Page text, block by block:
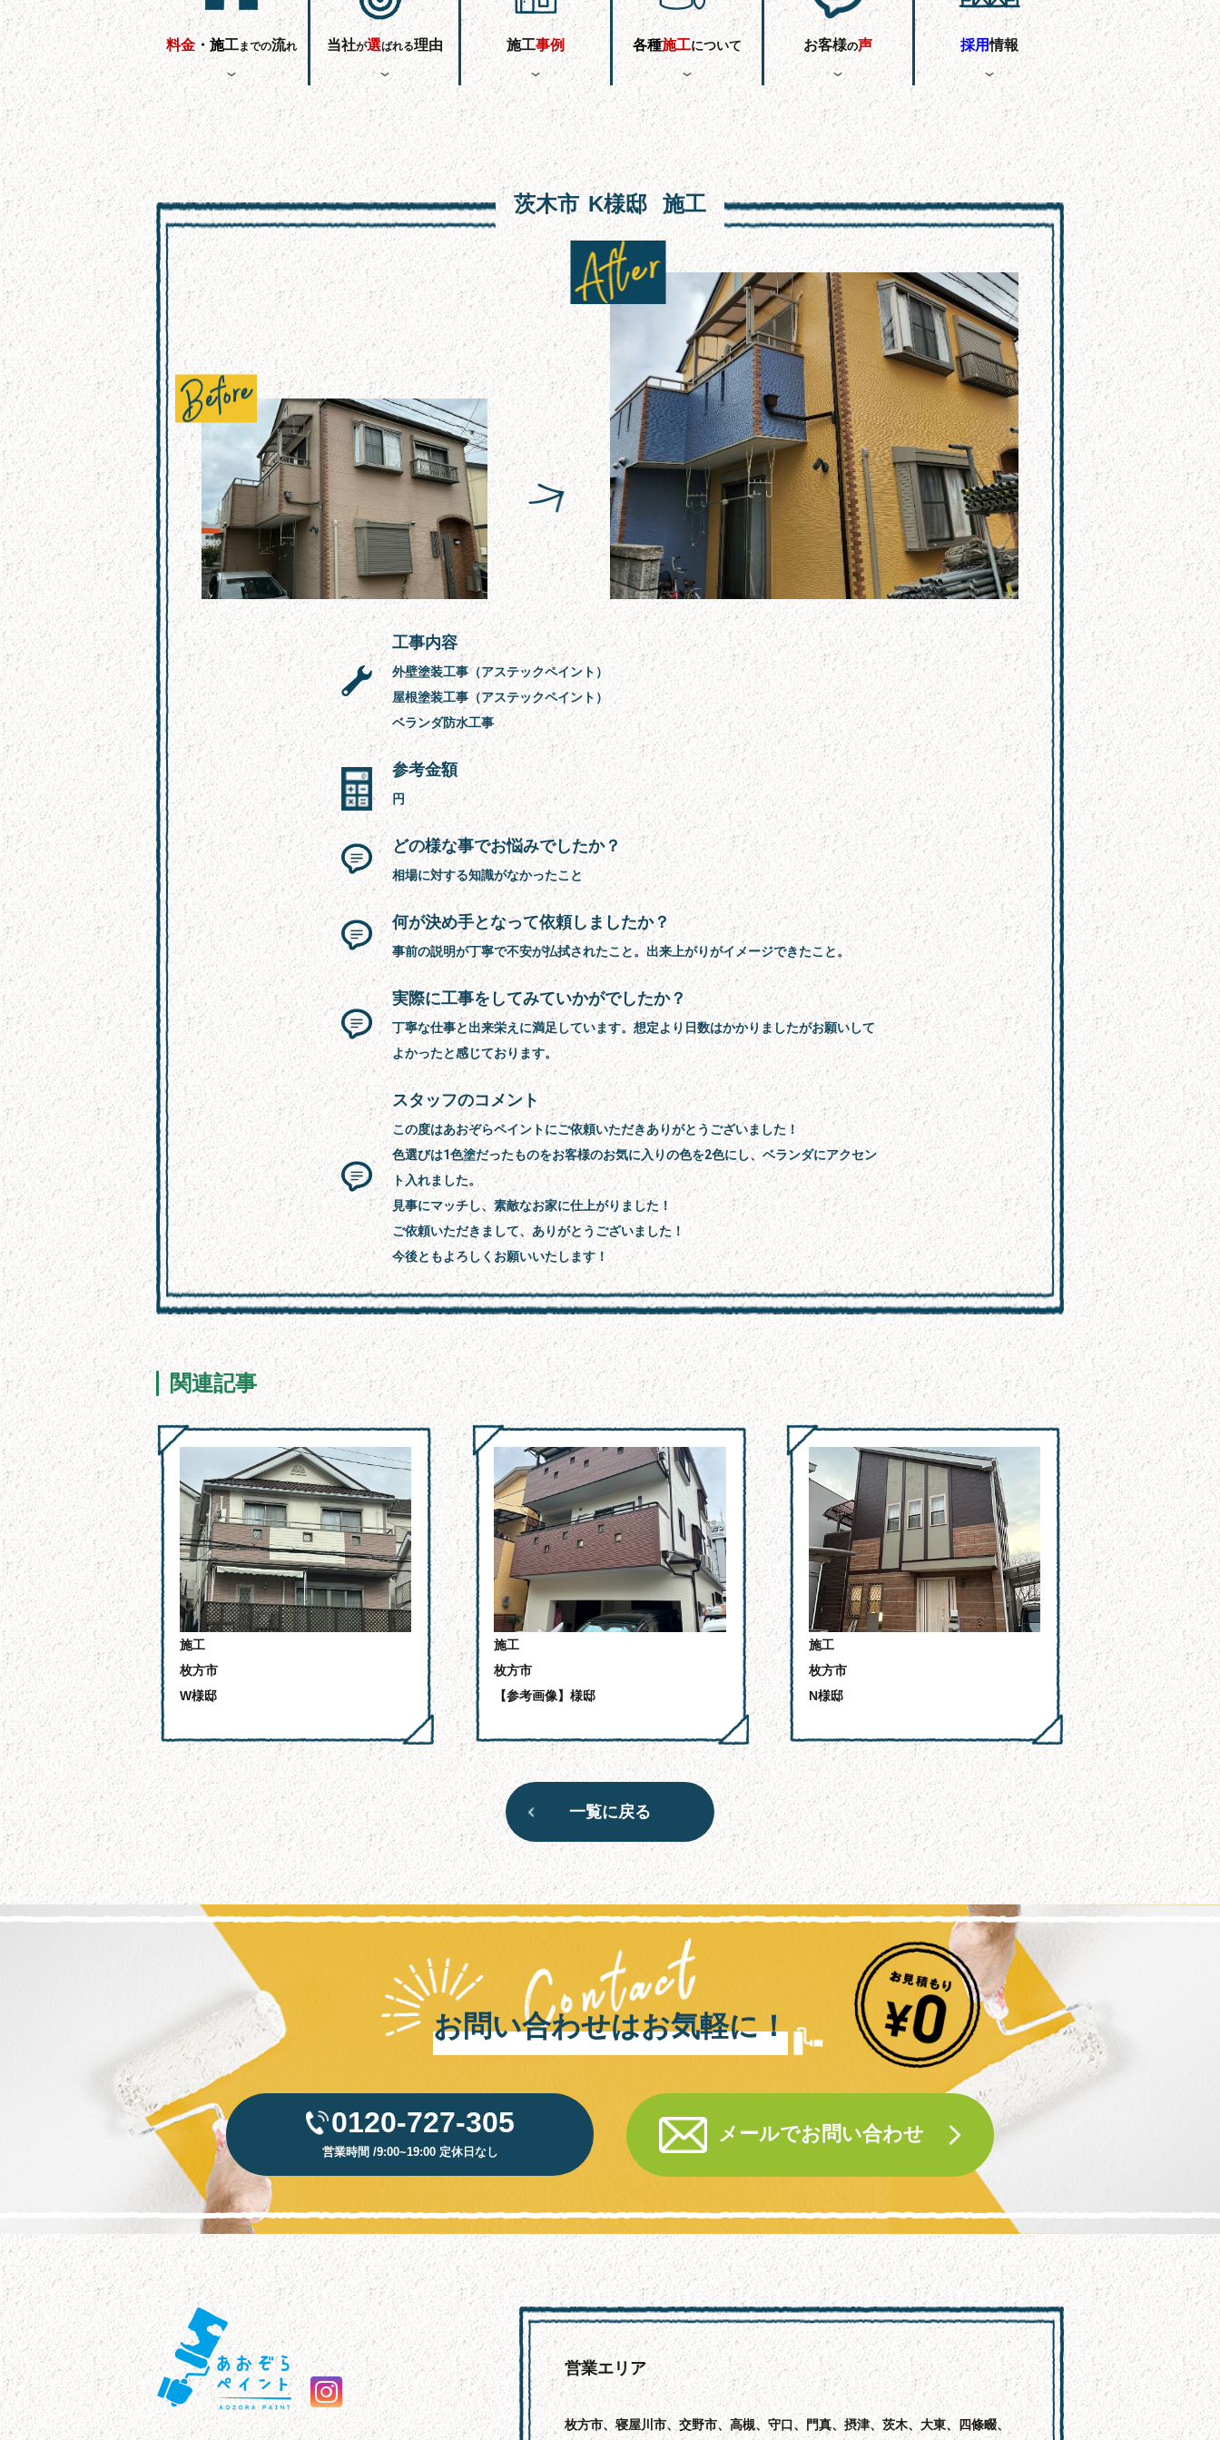
料金・施工までの流れ 当社が選ばれる理由 施工事例 各種施工について お客様の声 採用情報
茨木市 K様邸 施工
工事内容
外壁塗装工事（アステックペイント）
屋根塗装工事（アステックペイント）
ベランダ防水工事
参考金額
円
どの様な事でお悩みでしたか？
相場に対する知識がなかったこと
何が決め手となって依頼しましたか？
事前の説明が丁寧で不安が払拭されたこと。出来上がりがイメージできたこと。
実際に工事をしてみていかがでしたか？
丁寧な仕事と出来栄えに満足しています。想定より日数はかかりましたがお願いして
よかったと感じております。
スタッフのコメント
この度はあおぞらペイントにご依頼いただきありがとうございました！
色選びは1色塗だったものをお客様のお気に入りの色を2色にし、ベランダにアクセン
ト入れました。
見事にマッチし、素敵なお家に仕上がりました！
ご依頼いただきまして、ありがとうございました！
今後ともよろしくお願いいたします！
関連記事
施工
枚方市
W様邸
施工
枚方市
【参考画像】様邸
施工
枚方市
N様邸
一覧に戻る
お問い合わせはお気軽に！
0120-727-305
営業時間 /9:00~19:00 定休日なし
メールでお問い合わせ
営業エリア
枚方市、寝屋川市、交野市、高槻、守口、門真、摂津、茨木、大東、四條畷、